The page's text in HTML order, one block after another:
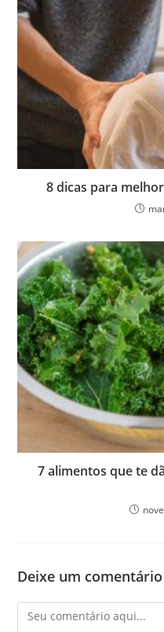
8 dicas para
7 alimentos que te
Deixe um comentário
Comentário